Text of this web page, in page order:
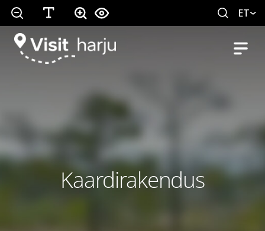
ET
Kaardirakendus